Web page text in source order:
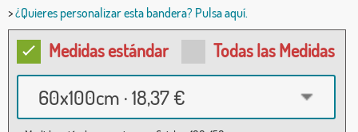
>¿Quieres personalizar esta bandera? Pulsa aquí.
Medidas estándar Todas las Medidas
60x100cm · 18,37 €